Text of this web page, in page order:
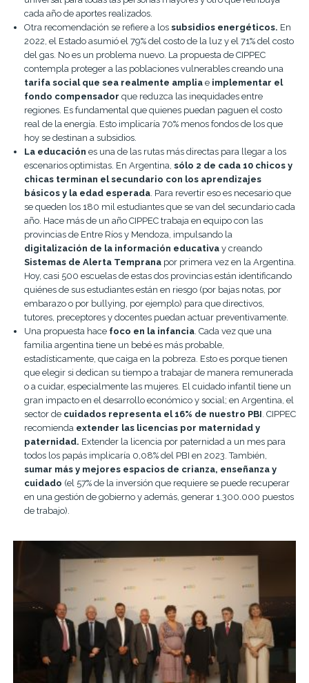
cada año de aportes realizados.
Otra recomendación se refiere a los subsidios energéticos. En
2022, el Estado asumió el 79% del costo de la luz y el 71% del costo
del gas. No es un problema nuevo. La propuesta de CIPPEC
contempla proteger a las poblaciones vulnerables creando una
tarifa social que sea realmente ampliae implementar el
fondo compensador que reduzca las inequidades entre
regiones. Es fundamental que quienes puedan paguen el costo
real de la energía. Esto implicaría 70% menos fondos de los que
hoy se destinan a subsidios.
La educación es una de las rutas más directas para llegar a los
escenarios optimistas. En Argentina, sólo 2 de cada 10 chicos y
chicas terminan el secundario con los aprendizajes
básicos y la edad esperada. Para revertir eso es necesario que
se queden los 180 mil estudiantes que se van del secundario cada
año. Hace más de un año CIPPEC trabaja en equipo con las
provincias de Entre Ríos y Mendoza, impulsando la
digitalización de la información educativay creando
Sistemas de Alerta Temprana por primera vez en la Argentina.
Hoy, casi 500 escuelas de estas dos provincias están identificando
quiénes de sus estudiantes están en riesgo (por bajas notas, por
embarazo o por bullying, por ejemplo) para que directivos,
tutores, preceptores y docentes puedan actuar preventivamente.
Una propuesta hace foco en la infancia. Cada vez que una
familia argentina tiene un bebé es más probable,
estadísticamente, que caiga en la pobreza. Esto es porque tienen
que elegir si dedican su tiempo a trabajar de manera remunerada
o a cuidar, especialmente las mujeres. El cuidado infantil tiene un
gran impacto en el desarrollo económico y social; en Argentina, el
sector de cuidados representa el 16% de nuestro PBI. CIPPEC
recomienda extender las licencias por maternidad y
paternidad. Extender la licencia por paternidada un mes para
todos los papás implicaría 0,08% del PBI en 2023. También,
sumar más y mejores espacios de crianza, enseñanza y
cuidado (el 57% de la inversión que requiere se puede recuperar
en una gestión de gobierno y además, generar 1.300.000 puestos
de trabajo).